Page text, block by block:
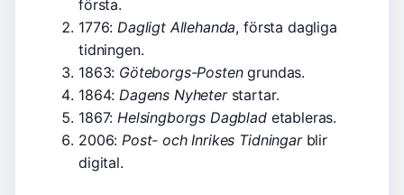
första.
1776:Dagligt Allehanda, första dagliga
tidningen.
1863: Göteborgs-Postengrundas.
1864:Dagens Nyheterstartar.
1867:Helsingborgs Dagbladetableras.
2006:Post- och Inrikes Tidningarblir
digital.